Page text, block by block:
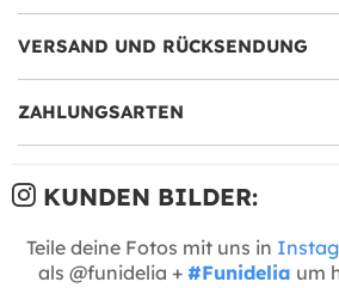
VERSAND UND RÜCKSENDUNG
ZAHLUNGSARTEN
KUNDEN BILDER:
Teile deine Fotos mit uns in
als @funidelia + #Funidelia um